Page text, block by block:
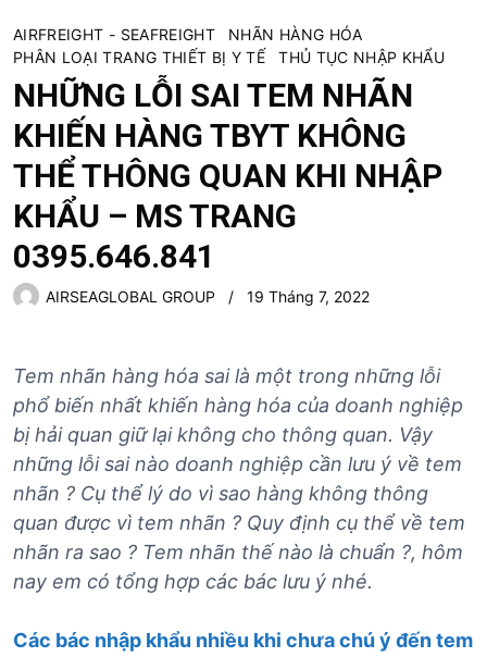
AIRFREIGHT - SEAFREIGHT
NHÃN HÀNG HÓA
PHÂN LOẠI TRANG THIẾT BỊ Y TẾ
THỦ TỤC NHẬP KHẨU
NHỮNG LỖI SAI TEM NHÃN
KHIẾN HÀNG TBYT KHÔNG
THỂ THÔNG QUAN KHI NHẬP
KHẨU – MS TRANG
0395.646.841
AIRSEAGLOBAL GROUP 19 Tháng 7, 2022
Tem nhãn hàng hóa sai là một trong những lỗi
phổ biến nhất khiến hàng hóa của doanh nghiệp
bị hải quan giữ lại không cho thông quan. Vậy
những lỗi sai nào doanh nghiệp cần lưu ý về tem
nhãn ? Cụ thể lý do vì sao hàng không thông
quan được vì tem nhãn ? Quy định cụ thể về tem
nhãn ra sao ? Tem nhãn thế nào là chuẩn ?, hôm
nay em có tổng hợp các bác lưu ý nhé.
Các bác nhập khẩu nhiều khi chưa chú ý đến tem